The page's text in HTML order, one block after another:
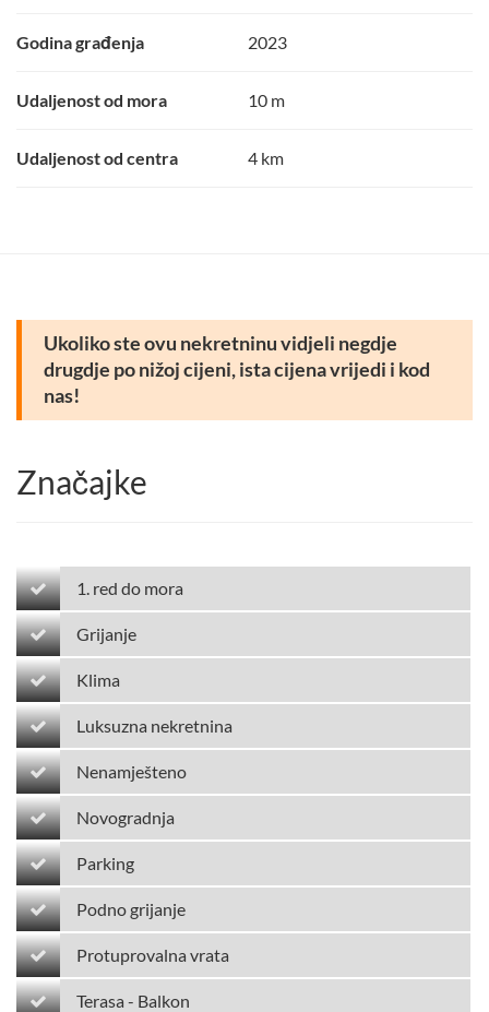
Godina građenja 2023
Udaljenost od mora 10 m
Udaljenost od centra 4 km
Ukoliko ste ovu nekretninu vidjeli negdje
drugdje po nižoj cijeni, ista cijena vrijedi i kod
nas!
Značajke
1. red do mora
Grijanje
Klima
Luksuzna nekretnina
Nenamješteno
Novogradnja
Parking
Podno grijanje
Protuprovalna vrata
Terasa - Balkon